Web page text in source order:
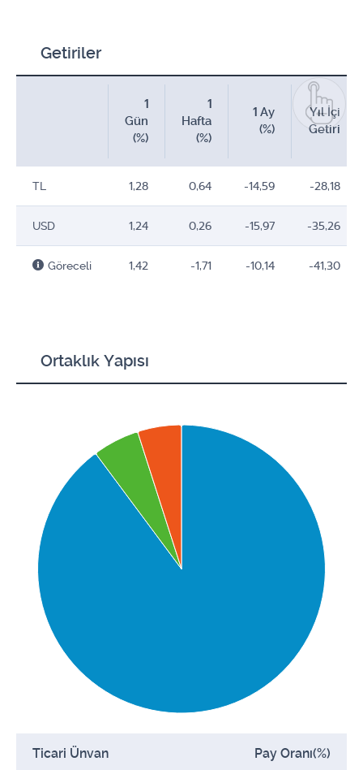
Getiriler
1
Gün
(%)
1
Hafta
(%)
1 Ay
(%)
Yıl İçi
Getiri
TL 1,28 0,64 -14,59 -28,18
USD 1,24 0,26 -15,97 -35,26
Göreceli 1,42 -1,71 -10,14 -41,30
Ortaklık Yapısı
Ticari Ünvan Pay Oranı(%)